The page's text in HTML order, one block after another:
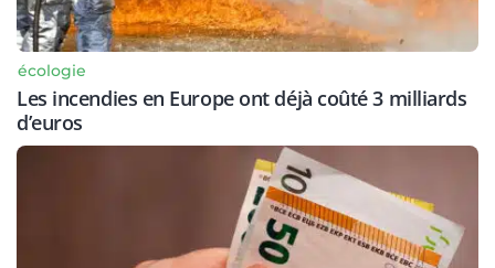
écologie
Les incendies en Europe ont déjà coûté 3 milliards
d’euros